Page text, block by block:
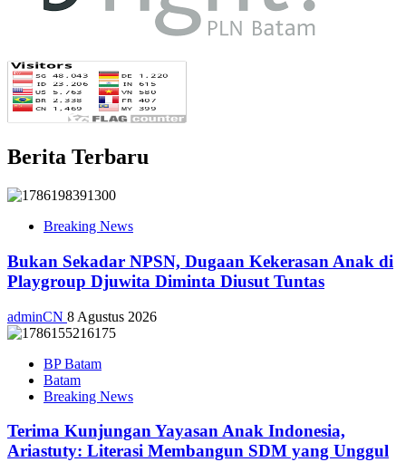
Berita Terbaru
Breaking News
Bukan Sekadar NPSN, Dugaan Kekerasan Anak di
Playgroup Djuwita Diminta Diusut Tuntas
adminCN 8 Agustus 2026
BP Batam
Batam
Breaking News
Terima Kunjungan Yayasan Anak Indonesia,
Ariastuty: Literasi Membangun SDM yang Unggul